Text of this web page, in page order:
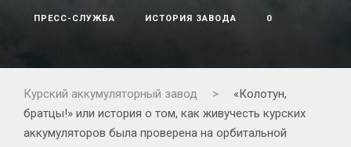
ПРЕСС-СЛУЖБА ИСТОРИЯ ЗАВОДА 0
Курский аккумуляторный завод >
«Колотун,
братцы!» или история о том, как живучесть курских
аккумуляторов была проверена на орбитальной